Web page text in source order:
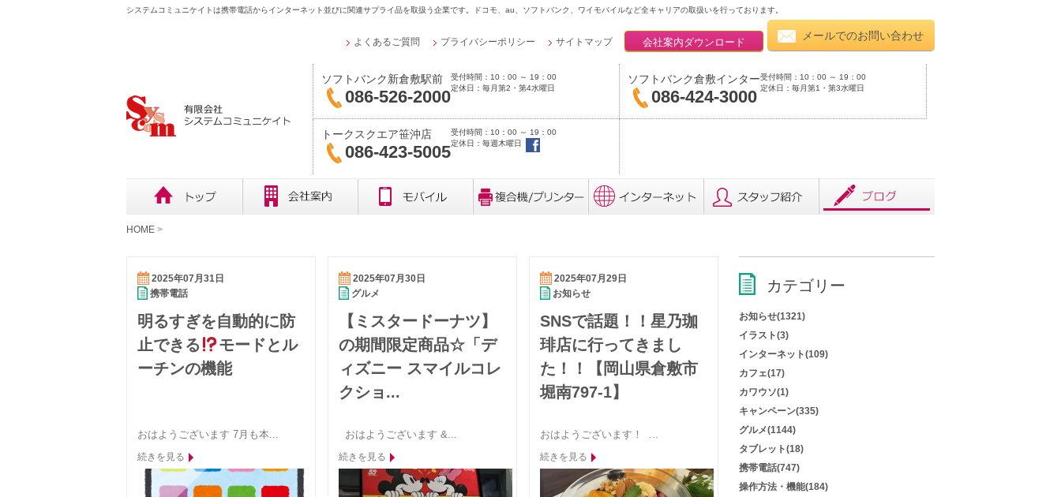
システムコミュニケイトは携帯電話からインターネット並びに関連サプライ品を取扱う企業です。ドコモ、au、ソフトバンク、ワイモバイルなど全キャリアの取扱いを行っております。
メールでのお問い合わせ
会社案内ダウンロード
よくあるご質問 プライバシーポリシー サイトマップ
ソフトバンク新倉敷駅前
086-526-2000
受付時間：10：00 ～ 19：00
定休日：毎月第2・第4水曜日
ソフトバンク倉敷インター
086-424-3000
受付時間：10：00 ～ 19：00
定休日：毎月第1・第3水曜日
トークスクエア笹沖店
086-423-5005
受付時間：10：00 ～ 19：00
定休日：毎週木曜日
HOME >
2025年07月31日
携帯電話
明るすぎを自動的に防
止できる
モードとル
ーチンの機能
おはようございます 7月も本...
続きを見る
2025年07月30日
グルメ
【ミスタードーナツ】
の期間限定商品☆「デ
ィズニー スマイルコレ
クショ...
おはようございます &...
続きを見る
2025年07月29日
お知らせ
SNSで話題！！星乃珈
琲店に行ってきまし
た！！【岡山県倉敷市
堀南797-1】
おはようございます！ ...
続きを見る
カテゴリー
お知らせ(1321)
イラスト(3)
インターネット(109)
カフェ(17)
カワウソ(1)
キャンペーン(335)
グルメ(1144)
タブレット(18)
携帯電話(747)
操作方法・機能(184)